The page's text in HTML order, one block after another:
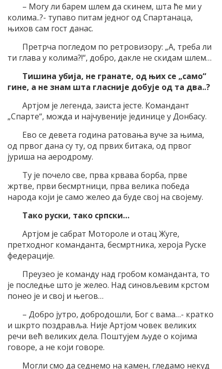
– Могу ли барем шлем да скинем, шта ће ми у
колима..?- тупаво питам једног од Спартанаца,
њихов сам гост данас.
Претрча погледом по ретровизору: „А, треба ли
ти глава у колима?!“, добро, дакле не скидам шлем…
Тишина убија, не гранате, од њих се „само“
гине, а не знам шта гласније добује од та два..?
Артјом је легенда, заиста јесте. Командант
„Спарте“, можда и најчувеније јединице у Донбасу.
Ево се девета година ратовања вуче за њима,
од првог дана су ту, од првих битака, од првог
јуриша на аеродрому.
Ту је почело све, прва крвава борба, прве
жртве, први бесмртници, прва велика победа
народа који је само желео да буде свој на својему.
Тако руски, тако српски…
Артјом је сабрат Мотороле и отац Жуге,
претходног команданта, бесмртника, хероја Руске
федерације.
Преузео је команду над гробом команданта, то
је последње што је желео. Над синовљевим крстом
понео је и свој и његов…
– Добро јутро, добродошли, Бог с вама…- кратко
и шкрто поздравља. Није Артјом човек великих
речи већ великих дела. Поштујем људе о којима
говоре, а не који говоре.
Могли смо да седнемо на камен, гледамо некуд